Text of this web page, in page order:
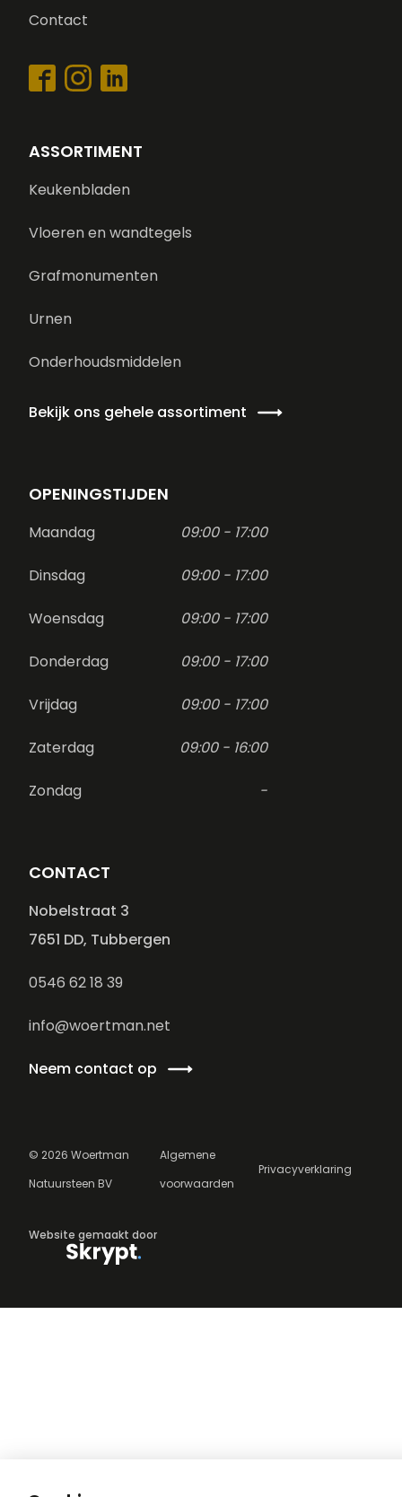
Contact
ASSORTIMENT
Keukenbladen
Vloeren en wandtegels
Grafmonumenten
Urnen
Onderhoudsmiddelen
Bekijk ons gehele assortiment
OPENINGSTIJDEN
Maandag 09:00 - 17:00
Dinsdag 09:00 - 17:00
Woensdag 09:00 - 17:00
Donderdag 09:00 - 17:00
Vrijdag 09:00 - 17:00
Zaterdag 09:00 - 16:00
Zondag -
CONTACT
Nobelstraat 3
7651 DD, Tubbergen
0546 62 18 39
info@woertman.net
Neem contact op
© 2026 Woertman
Natuursteen BV
Algemene
voorwaarden
Privacyverklaring
Website gemaakt door